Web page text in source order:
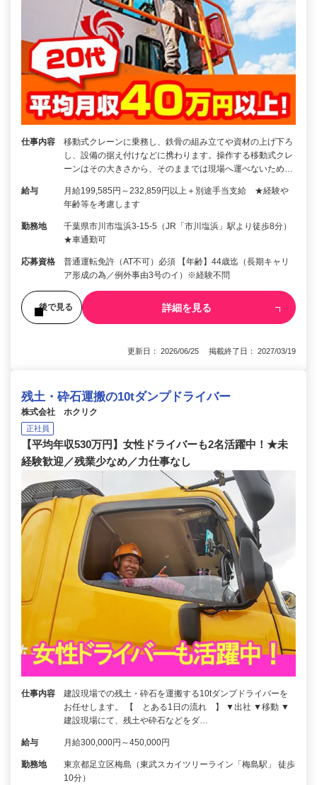
仕事内容
移動式クレーンに乗務し、鉄骨の組み立てや資材の上げ下ろ
し、設備の据え付けなどに携わります。操作する移動式クレ
ーンはその大きさから、そのままでは現場へ運べないため…
給与
月給199,585円～232,859円以上＋別途手当支給 ★経験や
年齢等を考慮します
勤務地
千葉県市川市塩浜3-15-5（JR「市川塩浜」駅より徒歩8分）
★車通勤可
応募資格
普通運転免許（AT不可）必須 【年齢】44歳迄（長期キャリ
ア形成の為／例外事由3号のイ）※経験不問
後で見る 詳細を見る
更新日： 2026/06/25 掲載終了日： 2027/03/19
残土・砕石運搬の10tダンプドライバー
株式会社 ホクリク
正社員
【平均年収530万円】女性ドライバーも2名活躍中！★未
経験歓迎／残業少なめ／力仕事なし
仕事内容
建設現場での残土・砕石を運搬する10tダンプドライバーを
お任せします。 【 とある1日の流れ 】 ▼出社 ▼移動 ▼
建設現場にて、残土や砕石などをダ…
給与 月給300,000円～450,000円
勤務地
東京都足立区梅島（東武スカイツリーライン「梅島駅」 徒歩
10分）